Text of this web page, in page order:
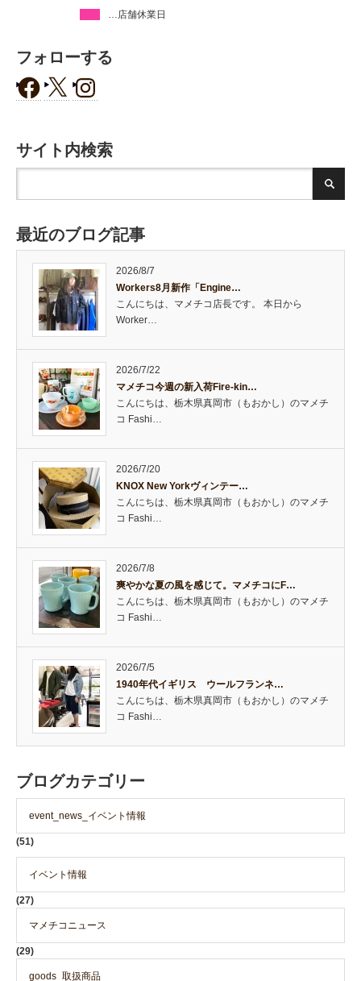
…店舗休業日
フォローする
サイト内検索
最近のブログ記事
2026/8/7
Workers8月新作「Engine…
こんにちは、マメチコ店長です。 本日から
Worker…
2026/7/22
マメチコ今週の新入荷Fire-kin…
こんにちは、栃木県真岡市（もおかし）のマメチ
コ Fashi…
2026/7/20
KNOX New Yorkヴィンテー…
こんにちは、栃木県真岡市（もおかし）のマメチ
コ Fashi…
2026/7/8
爽やかな夏の風を感じて。マメチコにF…
こんにちは、栃木県真岡市（もおかし）のマメチ
コ Fashi…
2026/7/5
1940年代イギリス ウールフランネ…
こんにちは、栃木県真岡市（もおかし）のマメチ
コ Fashi…
ブログカテゴリー
event_news_イベント情報
(51)
イベント情報
(27)
マメチコニュース
(29)
goods_取扱商品